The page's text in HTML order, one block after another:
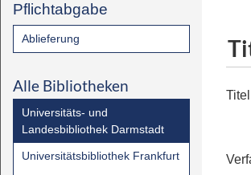
Pflichtabgabe
Ablieferung
Alle Bibliotheken
Universitäts- und
Landesbibliothek Darmstadt
Universitätsbibliothek Frankfurt
Titel